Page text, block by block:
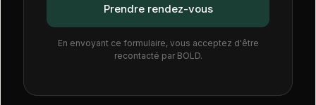
En envoyant ce formulaire, vous acceptez d'être
recontacté par BOLD.